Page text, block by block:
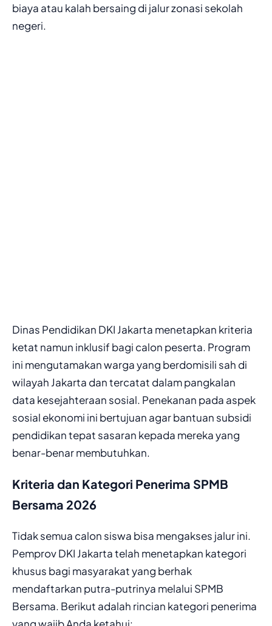
biaya atau kalah bersaing di jalur zonasi sekolah
negeri.
Dinas Pendidikan DKI Jakarta menetapkan kriteria
ketat namun inklusif bagi calon peserta. Program
ini mengutamakan warga yang berdomisili sah di
wilayah Jakarta dan tercatat dalam pangkalan
data kesejahteraan sosial. Penekanan pada aspek
sosial ekonomi ini bertujuan agar bantuan subsidi
pendidikan tepat sasaran kepada mereka yang
benar-benar membutuhkan.
Kriteria dan Kategori Penerima SPMB
Bersama 2026
Tidak semua calon siswa bisa mengakses jalur ini.
Pemprov DKI Jakarta telah menetapkan kategori
khusus bagi masyarakat yang berhak
mendaftarkan putra-putrinya melalui SPMB
Bersama. Berikut adalah rincian kategori penerima